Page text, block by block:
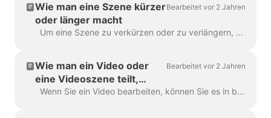
Wie man eine Szene kürzer
oder länger macht
Bearbeitet vor 2 Jahren
Um eine Szene zu verkürzen oder zu verlängern, ziehen Sie einfach den Rahmen auf der Zeitachse, etwa so: Wenn es sich bei Ihrer Szene um ein Video handelt, sehen Sie auf der rechten Seite,...
Wie man ein Video oder
eine Videoszene teilt,
schneidet und trimmt
Bearbeitet vor 2 Jahren
Wenn Sie ein Video bearbeiten, können Sie es in beliebig viele Teile zerschneiden, indem Sie einfach auf die Zeitleiste klicken und das Scherensymbol anklicken. Sie können einfügen...